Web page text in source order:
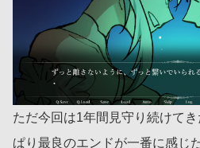
ただ今回は1年間見守り続けて
ぱり最良のエンドが一番に感じた